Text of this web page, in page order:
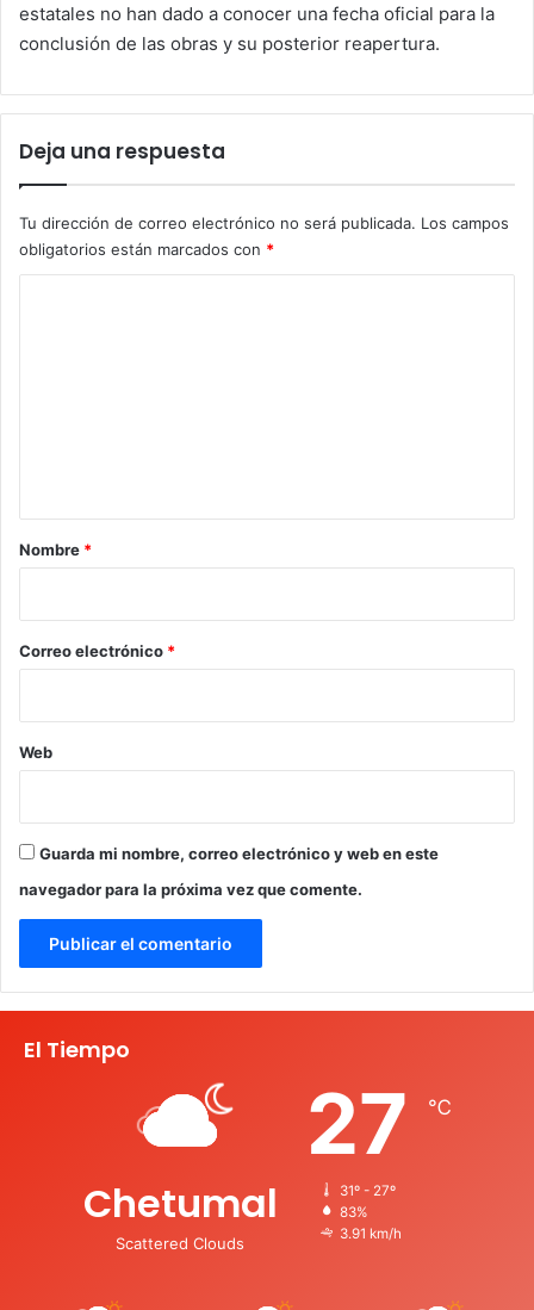
estatales no han dado a conocer una fecha oficial para la
conclusión de las obras y su posterior reapertura.
Deja una respuesta
Tu dirección de correo electrónico no será publicada. Los campos
obligatorios están marcados con *
r
*
Nombre *
Correo electrónico *
Web
Guarda mi nombre, correo electrónico y web en este
navegador para la próxima vez que comente.
El Tiempo
Chetumal
Scattered Clouds
27 ℃
31º - 27º
83%
3.91 km/h